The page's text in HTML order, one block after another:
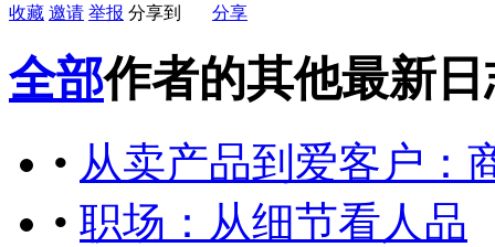
收藏 邀请 举报 分享到 分享
全部作者的其他最新日
• 从卖产品到爱客户：
• 职场：从细节看人品